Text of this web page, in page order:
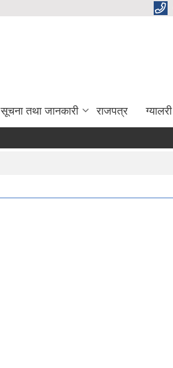
सूचना तथा जानकारी राजपत्र ग्यालरी